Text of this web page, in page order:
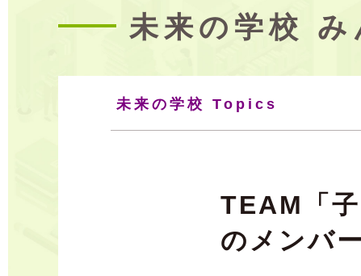
未来の学校
未来の学校 Topics
TEAM「
のメンバ